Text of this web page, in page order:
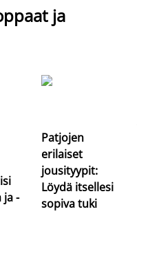
ja
ja -
Patjojen
erilaiset
jousityypit:
Löydä itsellesi
sopiva tuki